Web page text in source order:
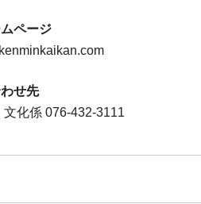
ページ
せ先
文化係 076-432-3111